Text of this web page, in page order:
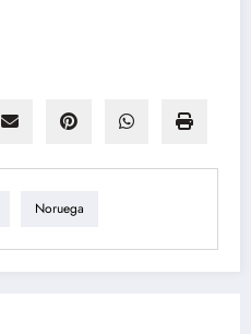
Noruega